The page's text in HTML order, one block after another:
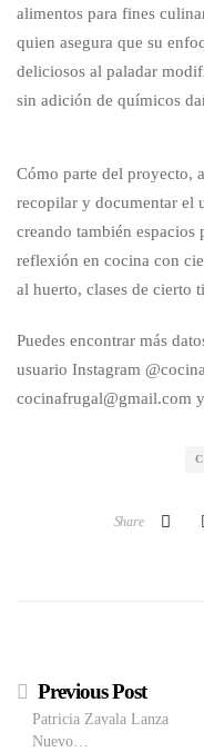
alimentos para fines
quien asegura que su
deliciosos al paladar
sin adición de químicos
Cómo parte del proyecto,
recopilar y documentar el
creando también espacios
reflexión en cocina con
al huerto, clases de cierto
Puedes encontrar más
usuario Instagram
cocinafrugal@gmail.com
Share
Previous Post
Patricia Zavala Lanza
Nuevo…